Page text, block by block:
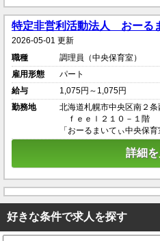
特定非営利活動法人 おーる
2026-05-01 更新
職種
調理員（中央保育室）
雇用形態
パート
給与
1,075円～1,075円
勤務地
北海道札幌市中央区南２
ｆｅｅｌ２１０－１階
「おーるまいてぃ中央保育
詳細
好きな条件で求人を探す